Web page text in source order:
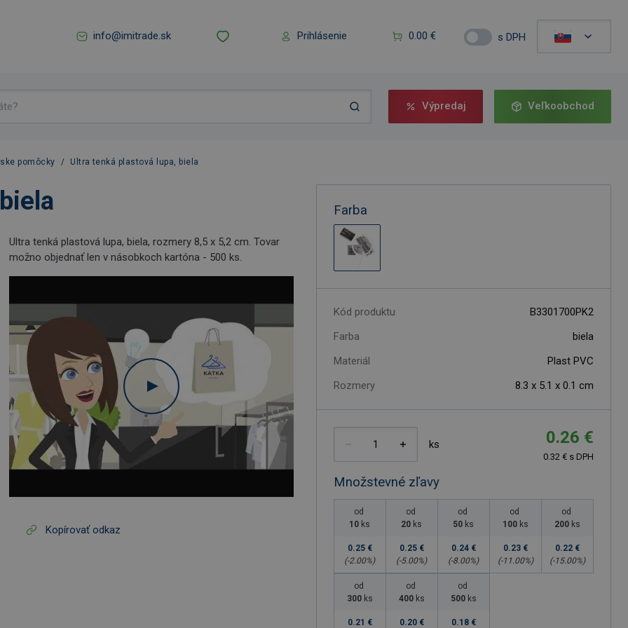
info@imitrade.sk Prihlásenie 0.00 € s DPH
Výpredaj Veľkoobchod
pomôcky / Ultra tenká plastová lupa, biela
Ultra tenká plastová lupa, biela, rozmery 8,5 x 5,2 cm. Tovar
možno objednať len v násobkoch kartóna - 500 ks.
Kopírovať odkaz
Farba
Kód produktu
B3301700PK2
Farba
biela
Materiál
Plast PVC
Rozmery
8.3 x 5.1 x 0.1 cm
ks 0.26 €
0.32 € s DPH
Množstevné zľavy
od
10 ks
0.25 €
(-2.00%)
od
20 ks
0.25 €
(-5.00%)
od
50 ks
0.24 €
(-8.00%)
od
100 ks
0.23 €
(-11.00%)
od
200 ks
0.22 €
(-15.00%)
od
300 ks
0.21 €
od
400 ks
0.20 €
od
500 ks
0.18 €